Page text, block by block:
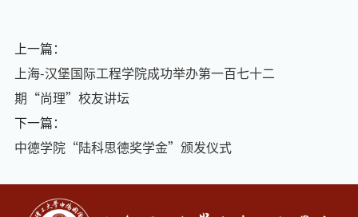
上一篇：
上海-汉堡国际工程学院成功举办第一百七十二
期“尚理”校友讲坛
下一篇：
中德学院“陆科思德奖学金”颁发仪式